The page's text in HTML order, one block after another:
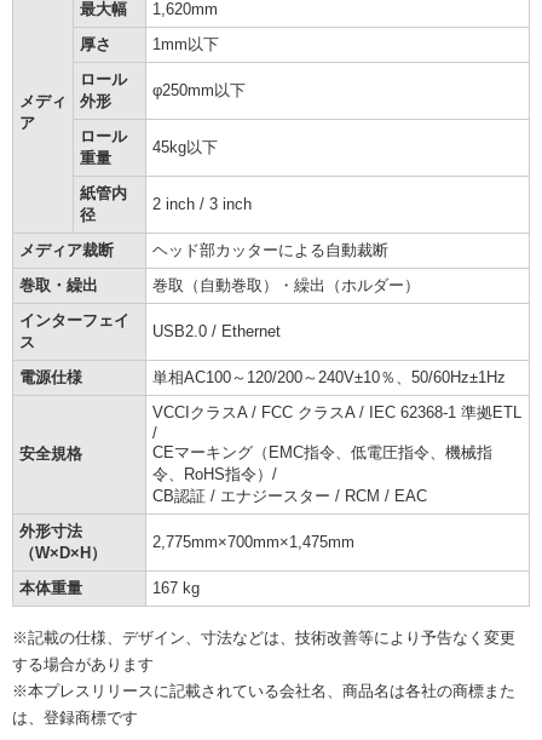
メディ
ア
最大幅
1,620mm
厚さ
1mm以下
ロール
外形
φ250mm以下
ロール
重量
45kg以下
紙管内
径
2 inch / 3 inch
メディア裁断
ヘッド部カッターによる自動裁断
巻取・繰出
巻取（自動巻取）・繰出（ホルダー）
インターフェイ
ス
USB2.0 / Ethernet
電源仕様 単相AC100～120/200～240V±10％、50/60Hz±1Hz
安全規格
VCCIクラスA / FCC クラスA / IEC 62368-1 準拠ETL
/
CEマーキング（EMC指令、低電圧指令、機械指
令、RoHS指令）/
CB認証 / エナジースター / RCM / EAC
外形寸法
（W×D×H）
2,775mm×700mm×1,475mm
本体重量 167 kg
※記載の仕様、デザイン、寸法などは、技術改善等により予告なく変更
する場合があります
※本プレスリリースに記載されている会社名、商品名は各社の商標また
は、登録商標です